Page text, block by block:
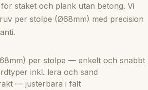
staket och plank utan betong. Vi
per stolpe (Ø68mm) med precision
per stolpe — enkelt och snabbt
inkl. lera och sand
— justerbara i fält